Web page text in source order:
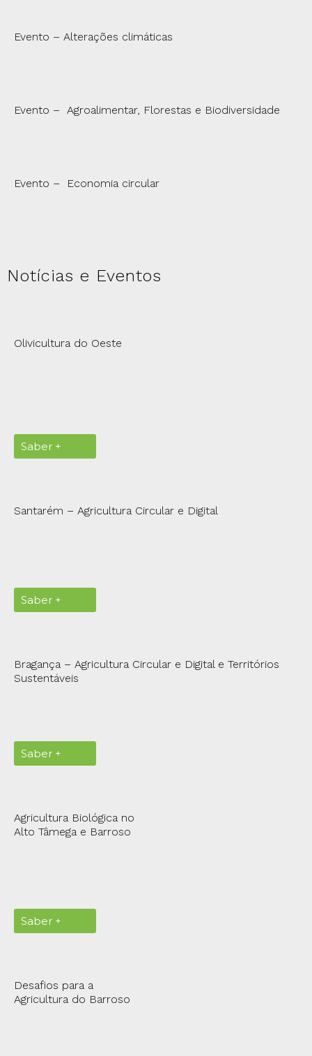
Evento – Alterações climáticas
Evento – Agroalimentar, Florestas e Biodiversidade
Evento – Economia circular
Notícias e Eventos
Olivicultura do Oeste
Saber +
Santarém – Agricultura Circular e Digital
Saber +
Bragança – Agricultura Circular e Digital e Territórios
Sustentáveis
Saber +
Agricultura Biológica no
Alto Tâmega e Barroso
Saber +
Desafios para a
Agricultura do Barroso